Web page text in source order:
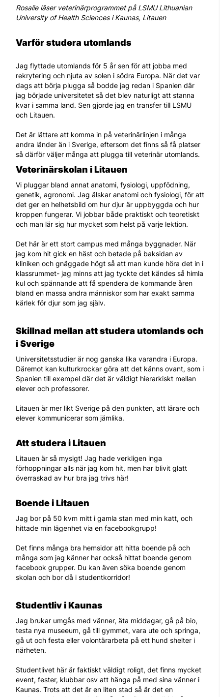
Rosalie läser veterinärprogrammet på LSMU Lithuanian
University of Health Sciences i Kaunas, Litauen
Varför studera utomlands
Jag flyttade utomlands för 5 år sen för att jobba med
rekrytering och njuta av solen i södra Europa. När det var
dags att börja plugga så bodde jag redan i Spanien där
jag började universitetet så det blev naturligt att stanna
kvar i samma land. Sen gjorde jag en transfer till LSMU
och Litauen.
Det är lättare att komma in på veterinärlinjen i många
andra länder än i Sverige, eftersom det finns så få platser
så därför väljer många att plugga till veterinär utomlands.
Veterinärskolan i Litauen
Vi pluggar bland annat anatomi, fysiologi, uppfödning,
genetik, agronomi. Jag älskar anatomi och fysiologi, för att
det ger en helhetsbild om hur djur är uppbyggda och hur
kroppen fungerar. Vi jobbar både praktiskt och teoretiskt
och man lär sig hur mycket som helst på varje lektion.
Det här är ett stort campus med många byggnader. När
jag kom hit gick en häst och betade på baksidan av
kliniken och gnäggade högt så att man kunde höra det in i
klassrummet- jag minns att jag tyckte det kändes så himla
kul och spännande att få spendera de kommande åren
bland en massa andra människor som har exakt samma
kärlek för djur som jag själv.
Skillnad mellan att studera utomlands och
i Sverige
Universitetsstudier är nog ganska lika varandra i Europa.
Däremot kan kulturkrockar göra att det känns ovant, som i
Spanien till exempel där det är väldigt hierarkiskt mellan
elever och professorer.
Litauen är mer likt Sverige på den punkten, att lärare och
elever kommunicerar som jämlika.
Att studera i Litauen
Litauen är så mysigt! Jag hade verkligen inga
förhoppningar alls när jag kom hit, men har blivit glatt
överraskad av hur bra jag trivs här!
Boende i Litauen
Jag bor på 50 kvm mitt i gamla stan med min katt, och
hittade min lägenhet via en facebookgrupp!
Det finns många bra hemsidor att hitta boende på och
många som jag känner har också hittat boende genom
facebook grupper. Du kan även söka boende genom
skolan och bor då i studentkorridor!
Studentliv i Kaunas
Jag brukar umgås med vänner, äta middagar, gå på bio,
testa nya museeum, gå till gymmet, vara ute och springa,
gå ut och festa eller volontärarbeta på ett hund shelter i
närheten.
Studentlivet här är faktiskt väldigt roligt, det finns mycket
event, fester, klubbar osv att hänga på med sina vänner i
Kaunas. Trots att det är en liten stad så är det en